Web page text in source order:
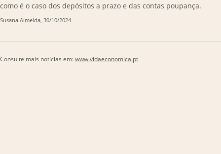
como é o caso dos depósitos a prazo e das contas poupança.
Susana Almeida , 30/10/2024
Consulte mais notícias em:www.vidaeconomica.pt